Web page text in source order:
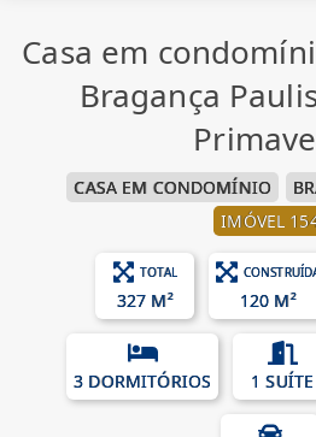
Casa em
Bragança
CASA EM CONDOMÍNIO
IMÓVEL
TOTAL
327 M² 120 M²
3 DORMITÓRIOS 1 SUÍTE